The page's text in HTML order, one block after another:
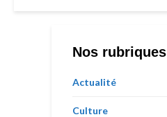
Nos rubriques
Actualité
Culture